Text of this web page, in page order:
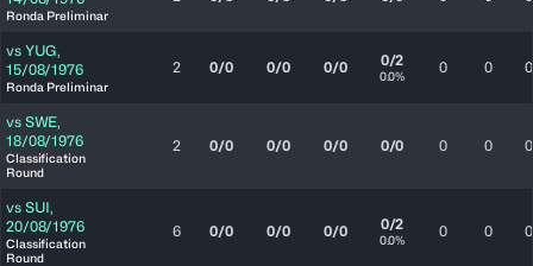
Ronda Preliminar
vs YUG,
15/08/1976
Ronda Preliminar
2 0/0 0/0 0/0 0/2
0.0% 0 0 0
vs SWE,
18/08/1976
Classification
Round
2 0/0 0/0 0/0 0/0 0 0 0
vs SUI,
20/08/1976
Classification
Round
6 0/0 0/0 0/0 0/2
0.0% 0 0 0